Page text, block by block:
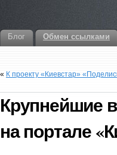
Блог Обмен ссылками
« К проекту «Киевстар»
Крупнейшие
на портале